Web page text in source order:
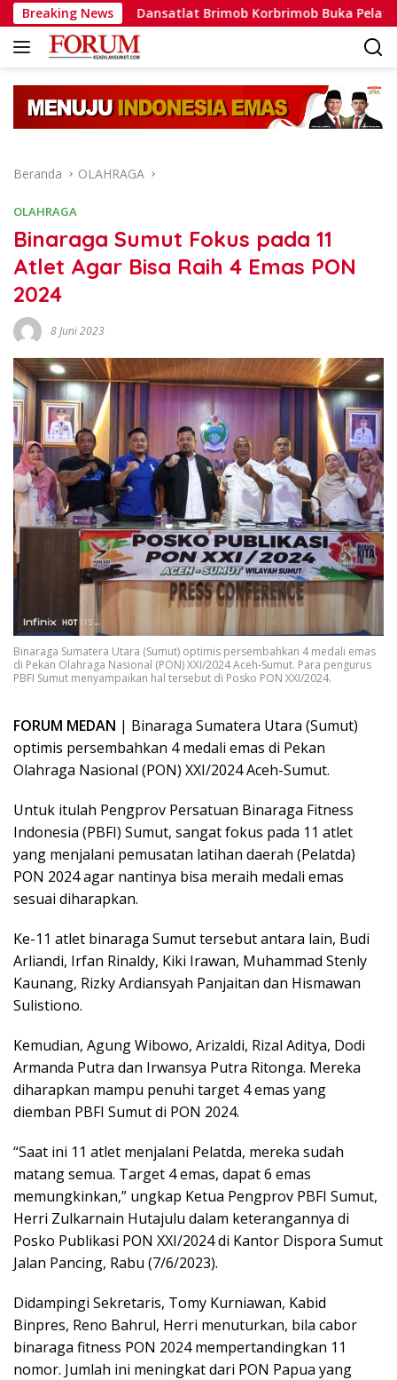
Langsung
ke
konten
Breaking News
Dansatlat Brimob Korbrimob Buka Pelatihan Wanteror
Beranda OLAHRAGA
OLAHRAGA
Binaraga Sumut Fokus pada 11
Atlet Agar Bisa Raih 4 Emas PON
2024
8 Juni 2023
Binaraga Sumatera Utara (Sumut) optimis persembahkan 4 medali emas
di Pekan Olahraga Nasional (PON) XXI/2024 Aceh-Sumut. Para pengurus
PBFI Sumut menyampaikan hal tersebut di Posko PON XXI/2024.
FORUM MEDAN | Binaraga Sumatera Utara (Sumut)
optimis persembahkan 4 medali emas di Pekan
Olahraga Nasional (PON) XXI/2024 Aceh-Sumut.
Untuk itulah Pengprov Persatuan Binaraga Fitness
Indonesia (PBFI) Sumut, sangat fokus pada 11 atlet
yang menjalani pemusatan latihan daerah (Pelatda)
PON 2024 agar nantinya bisa meraih medali emas
sesuai diharapkan.
Ke-11 atlet binaraga Sumut tersebut antara lain, Budi
Arliandi, Irfan Rinaldy, Kiki Irawan, Muhammad Stenly
Kaunang, Rizky Ardiansyah Panjaitan dan Hismawan
Sulistiono.
Kemudian, Agung Wibowo, Arizaldi, Rizal Aditya, Dodi
Armanda Putra dan Irwansya Putra Ritonga. Mereka
diharapkan mampu penuhi target 4 emas yang
diemban PBFI Sumut di PON 2024.
“Saat ini 11 atlet menjalani Pelatda, mereka sudah
matang semua. Target 4 emas, dapat 6 emas
memungkinkan,” ungkap Ketua Pengprov PBFI Sumut,
Herri Zulkarnain Hutajulu dalam keterangannya di
Posko Publikasi PON XXI/2024 di Kantor Dispora Sumut
Jalan Pancing, Rabu (7/6/2023).
Didampingi Sekretaris, Tomy Kurniawan, Kabid
Binpres, Reno Bahrul, Herri menuturkan, bila cabor
binaraga fitness PON 2024 mempertandingkan 11
nomor. Jumlah ini meningkat dari PON Papua yang